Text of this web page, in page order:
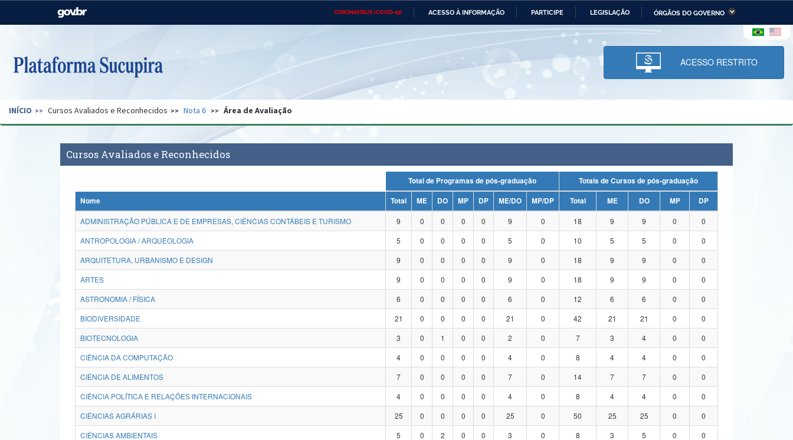
CORONAVÍRUS (COVID-19) ACESSO À INFORMAÇÃO PARTICIPE LEGISLAÇÃO ÓRGÃOS DO GOVERNO
Casa Civil Ministério das Relações Ministério da Economia Ministério da Infraestrutura
Pecuária e Abastecimento
Ministério da Ciência,
Tecnologia, Inovações e
Comunicações
Ministério do Desenvolvimento
Regional e dos Direitos Humanos
Secretaria de Governo Gabinete de Segurança Advocacia-Geral da União Banco Central do Brasil Planalto
ACESSO RESTRITO
INÍCIO Cursos Avaliados e Reconhecidos Nota 6 Área de Avaliação
Cursos Avaliados e Reconhecidos
Total de Programas de pós-graduação
Totais de Cursos de pós-graduação
Nome
Total ME DO MP DP ME/DO MP/DP Total ME DO MP
DP
ADMINISTRAÇÃO PÚBLICA E DE EMPRESAS, CIÊNCIAS CONTÁBEIS E TURISMO
9 0 0 0 0 9 0 18 9 9 0
0
ANTROPOLOGIA / ARQUEOLOGIA
5 0 0 0 0 5 0 10 5 5 0
0
ARQUITETURA, URBANISMO E DESIGN
9 0 0 0 0 9 0 18 9 9 0
0
ARTES
9 0 0 0 0 9 0 18 9 9 0
0
ASTRONOMIA / FÍSICA
6 0 0 0 0 6 0 12 6 6 0
0
BIODIVERSIDADE
21 0 0 0 0 21 0 42 21 21 0
0
BIOTECNOLOGIA
3 0 1 0 0 2 0 7 3 4 0
0
CIÊNCIA DA COMPUTAÇÃO
4 0 0 0 0 4 0 8 4 4 0
0
CIÊNCIA DE ALIMENTOS
7 0 0 0 0 7 0 14 7 7 0
0
CIÊNCIA POLÍTICA E RELAÇÕES INTERNACIONAIS
4 0 0 0 0 4 0 8 4 4 0
0
CIÊNCIAS AGRÁRIAS I
25 0 0 0 0 25 0 50 25 25 0
0
CIÊNCIAS AMBIENTAIS
5 0 2 0 0 3 0 8 3 5 0
0